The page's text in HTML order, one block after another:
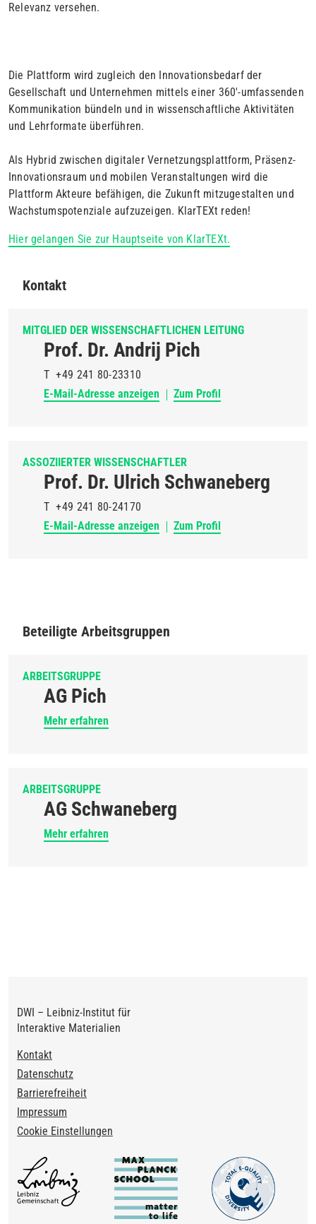
Relevanz versehen.
Die Plattform wird zugleich den Innovationsbedarf der
Gesellschaft und Unternehmen mittels einer 360'-umfassenden
Kommunikation bündeln und in wissenschaftliche Aktivitäten
und Lehrformate überführen.
Als Hybrid zwischen digitaler Vernetzungsplattform, Präsenz-
Innovationsraum und mobilen Veranstaltungen wird die
Plattform Akteure befähigen, die Zukunft mitzugestalten und
Wachstumspotenziale aufzuzeigen. KlarTEXt reden!
Hier gelangen Sie zur Hauptseite von KlarTEXt.
Kontakt
MITGLIED DER WISSENSCHAFTLICHEN LEITUNG
Prof. Dr. Andrij Pich
T +49 241 80-23310
E-Mail-Adresse anzeigen
Zum Profil
ASSOZIIERTER WISSENSCHAFTLER
Prof. Dr. Ulrich Schwaneberg
T +49 241 80-24170
E-Mail-Adresse anzeigen
Zum Profil
Beteiligte Arbeitsgruppen
ARBEITSGRUPPE
AG Pich
Mehr erfahren
ARBEITSGRUPPE
AG Schwaneberg
Mehr erfahren
DWI – Leibniz-Institut für
Interaktive Materialien
Footer
Kontakt
Datenschutz
Barrierefreiheit
Impressum
Cookie Einstellungen